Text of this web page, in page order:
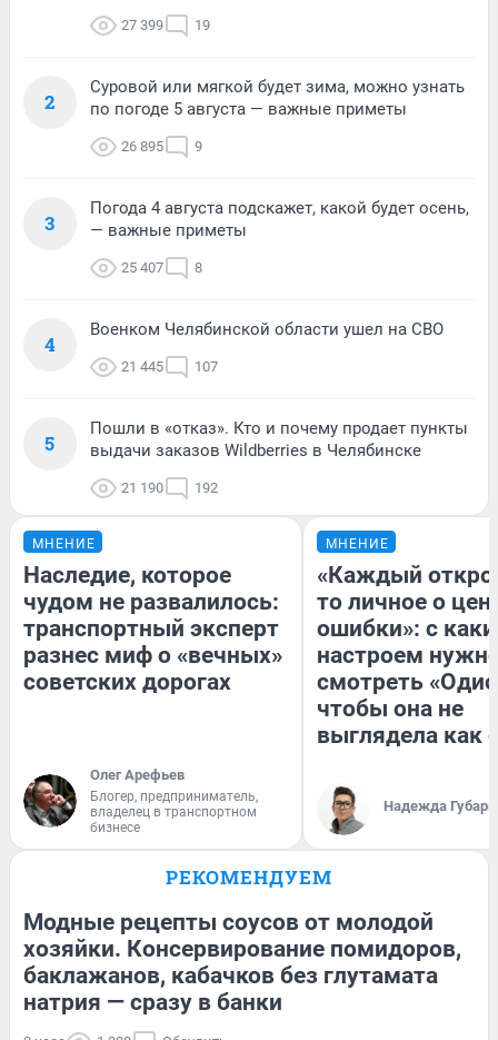
27 399 19
2
Суровой или мягкой будет зима, можно узнать
по погоде 5 августа — важные приметы
26 895 9
3
Погода 4 августа подскажет, какой будет осень,
— важные приметы
25 407 8
4
Военком Челябинской области ушел на СВО
21 445 107
5
Пошли в «отказ». Кто и почему продает пункты
выдачи заказов Wildberries в Челябинске
21 190 192
МНЕНИЕ
Наследие, которое
чудом не развалилось:
транспортный эксперт
разнес миф о «вечных»
советских дорогах
Олег Арефьев
Блогер, предприниматель,
владелец в транспортном
бизнесе
МНЕНИЕ
«Каждый
то личное о
ошибки»: с
настроем
смотреть
чтобы она не
выглядела как
Надежда Губарь
РЕКОМЕНДУЕМ
Модные рецепты соусов от молодой
хозяйки. Консервирование помидоров,
баклажанов, кабачков без глутамата
натрия — сразу в банки